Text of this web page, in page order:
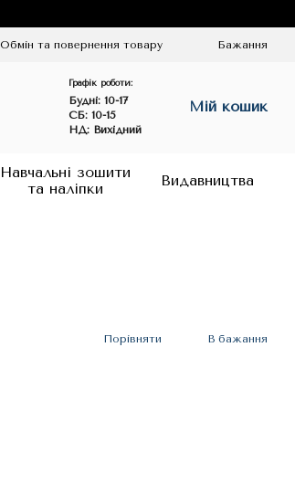
Обмін та повернення товару
Бажання
Графік роботи:
Будні: 10-17
СБ: 10-15
НД: Вихідний
Мій кошик
Навчальні зошити
та наліпки
Видавництва
Порівняти В бажання